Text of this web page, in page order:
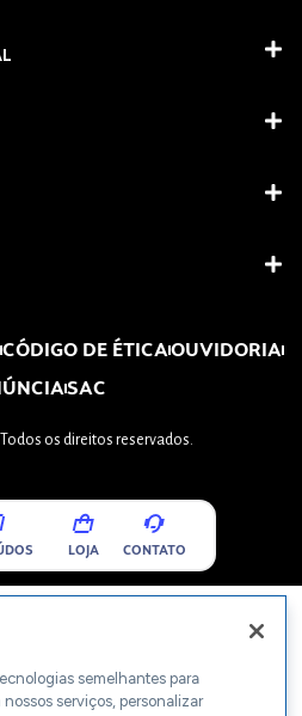
CÓDIGO DE ÉTICAOUVIDORIA
SAC
os direitos reservados.
LOJA CONTATO
semelhantes para
serviços, personalizar